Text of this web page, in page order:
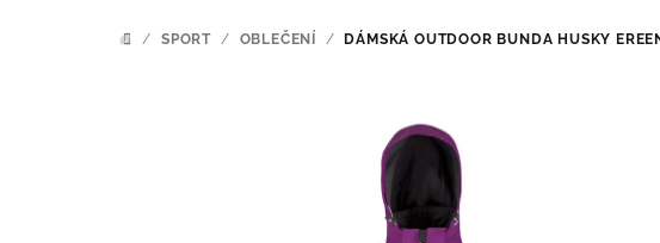
DOMŮ
/ SPORT / OBLEČENÍ / DÁMSKÁ OUTDOOR BUNDA HUSKY